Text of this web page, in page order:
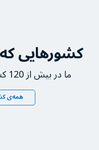
کشورهایی
ما در بیش از 120 کشور و قلمرو فعالیت می‌کنیم
همه‌ی